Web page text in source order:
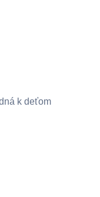
k deťom